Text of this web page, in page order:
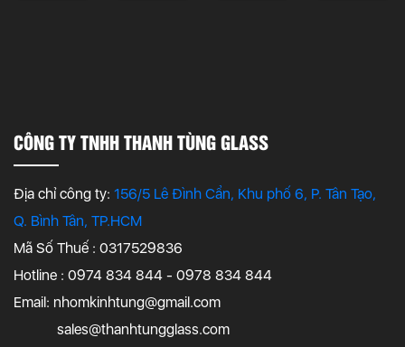
CÔNG TY TNHH THANH TÙNG GLASS
Địa chỉ công ty: 156/5 Lê Đình Cẩn, Khu phố 6, P. Tân Tạo,
Q. Bình Tân, TP.HCM
Mã Số Thuế : 0317529836
Hotline : 0974 834 844 - 0978 834 844
Email: nhomkinhtung@gmail.com
sales@thanhtungglass.com